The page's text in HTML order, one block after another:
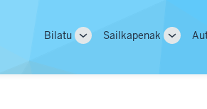
Main
Bilatu
ToggleSailkapenak
Toggle